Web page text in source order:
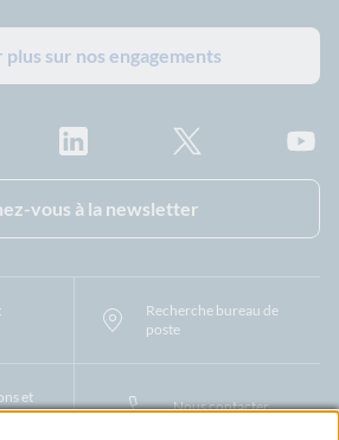
plus sur nos engagements
vous à la newsletter
Recherche bureau de
poste
et
Nous contacter